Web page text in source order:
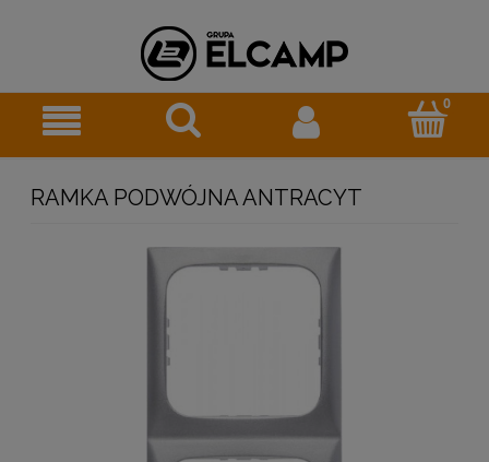
RAMKA PODWÓJNA ANTRACYT